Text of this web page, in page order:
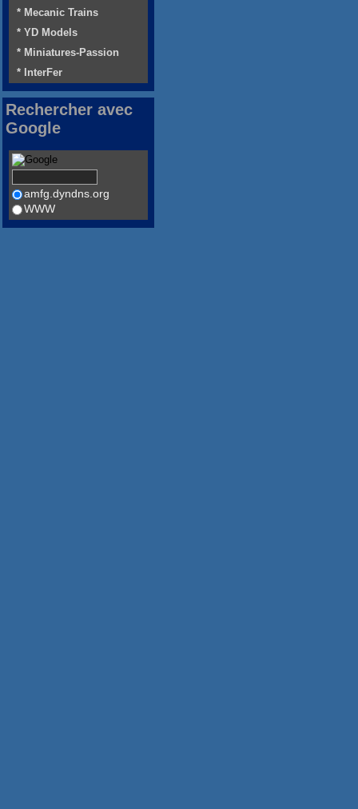
* Mecanic Trains
* YD Models
* Miniatures-Passion
* InterFer
Rechercher avec
Google
amfg.dyndns.org
WWW